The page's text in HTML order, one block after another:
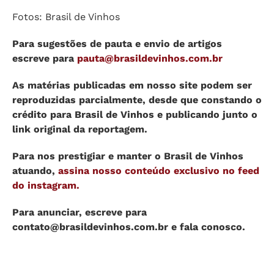
Fotos: Brasil de Vinhos
Para sugestões de pauta e envio de artigos
escreve para pauta@brasildevinhos.com.br
As matérias publicadas em nosso site podem ser
reproduzidas parcialmente, desde que constando o
crédito para Brasil de Vinhos e publicando junto o
link original da reportagem.
Para nos prestigiar e manter o Brasil de Vinhos
atuando, assina nosso conteúdo exclusivo no feed
do instagram.
Para anunciar, escreve para
contato@brasildevinhos.com.br e fala conosco.